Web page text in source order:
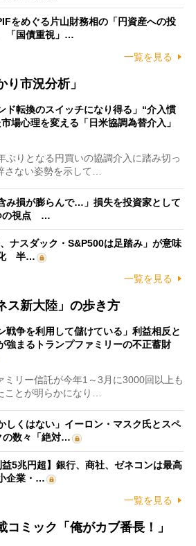
をめぐる片山財務相の「円資産への投
「国債重視」…
一覧を見る
市況分析」
ド転換のスイッチになり得る」“介入慣
場心理を変える「日米協調為替介入」
りとなる円買いの協調介入に踏み切っ
さない姿勢を示して…
み損が膨らんで…」損失を投資家として
の視点 …
、ナスダック・S&P500は足踏み」が意味
化 半…
一覧を見る
ス新大陸」の歩き方
戦争を利用して儲けている」利益相反と
強まるトランプファミリーの不正蓄財
リー信託が今年1～3月に3000回以上も
ことが明らかになり…
しくはない」イーロン・マスク氏とスペ
の数々「絶対…
益5兆円超】銀行、商社、ゼネコンは最高
企業・…
一覧を見る
コミック「俺がカブ番長！」